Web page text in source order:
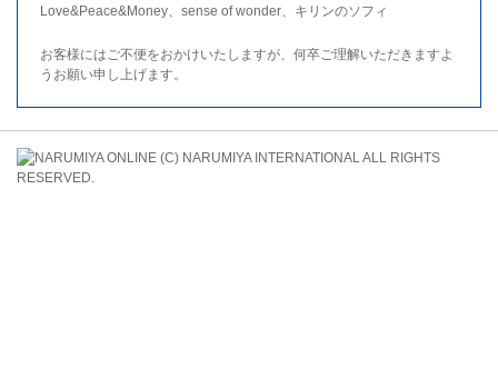
Love&Peace&Money、sense of wonder、キリンのソフィ
お客様にはご不便をおかけいたしますが、何卒ご理解いただきますよ
うお願い申し上げます。